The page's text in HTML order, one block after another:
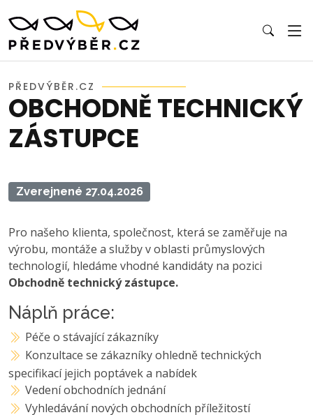
PŘEDVÝBĚR.CZ
OBCHODNĚ TECHNICKÝ
ZÁSTUPCE
Zverejnené 27.04.2026
Pro našeho klienta, společnost, která se zaměřuje na
výrobu, montáže a služby v oblasti průmyslových
technologií, hledáme vhodné kandidáty na pozici
Obchodně technický zástupce.
Náplň práce:
Péče o stávající zákazníky
Konzultace se zákazníky ohledně technických
specifikací jejich poptávek a nabídek
Vedení obchodních jednání
Vyhledávání nových obchodních příležitostí